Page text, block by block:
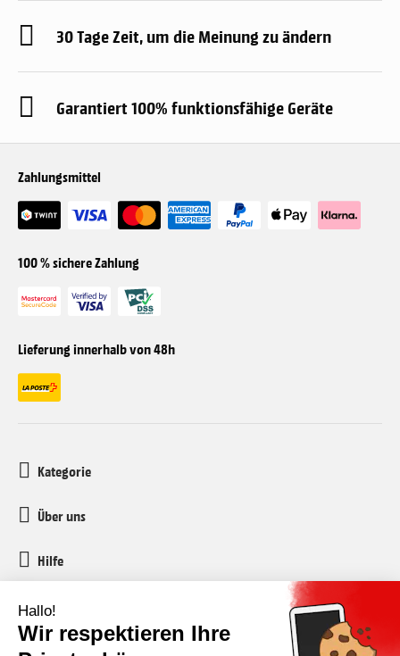
30 Tage Zeit, um die Meinung zu ändern
Garantiert 100% funktionsfähige Geräte
Zahlungsmittel
100 % sichere Zahlung
Lieferung innerhalb von 48h
Kategorie
Über uns
Hilfe
Kundenservice
media-markt-refurbished@recommerce.com